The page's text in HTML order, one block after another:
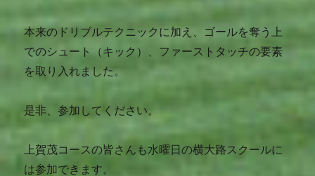
本来のドリブルテクニックに加え、ゴールを奪う上
でのシュート（キック）、ファーストタッチの要素
を取り入れました。
是非、参加してください。
上賀茂コースの皆さんも水曜日の横大路スクールに
は参加できます。